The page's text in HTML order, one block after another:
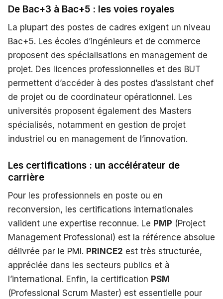
De Bac+3 à Bac+5 : les voies royales
La plupart des postes de cadres exigent un niveau
Bac+5. Les écoles d’ingénieurs et de commerce
proposent des spécialisations en management de
projet. Des licences professionnelles et des BUT
permettent d’accéder à des postes d’assistant chef
de projet ou de coordinateur opérationnel. Les
universités proposent également des Masters
spécialisés, notamment en gestion de projet
industriel ou en management de l’innovation.
Les certifications : un accélérateur de
carrière
Pour les professionnels en poste ou en
reconversion, les certifications internationales
valident une expertise reconnue. Le PMP (Project
Management Professional) est la référence absolue
délivrée par le PMI. PRINCE2 est très structurée,
appréciée dans les secteurs publics et à
l’international. Enfin, la certification PSM
(Professional Scrum Master) est essentielle pour